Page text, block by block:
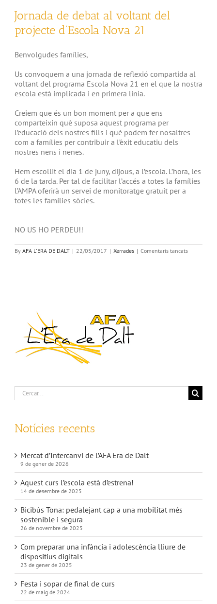
Jornada de debat al voltant del
projecte d’Escola Nova 21
Benvolgudes famílies,
Us convoquem a una jornada de reflexió compartida al
voltant del programa Escola Nova 21 en el que la nostra
escola està implicada i en primera línia.
Creiem que és un bon moment per a que ens
comparteixin què suposa aquest programa per
l’educació dels nostres fills i què podem fer nosaltres
com a famílies per contribuir a l’èxit educatiu dels
nostres nens i nenes.
Hem escollit el dia 1 de juny, dijous, a l’escola. L’hora, les
6 de la tarda. Per tal de facilitar l’accés a totes la famílies
l’AMPA oferirà un servei de monitoratge gratuit per a
totes les famílies sòcies.
NO US HO PERDEU!!
By AFA L'ERA DE DALT | 22/05/2017 | Xerrades | Comentaris tancatsa
Jornada
Cerca
…
Notícies recents
Mercat d’Intercanvi de l’AFA Era de Dalt
9 de gener de 2026
Aquest curs l’escola està d’estrena!
14 de desembre de 2025
Bicibús Tona: pedalejant cap a una mobilitat més
sostenible i segura
26 de novembre de 2025
Com preparar una infància i adolescència lliure de
dispositius digitals
23 de gener de 2025
Festa i sopar de final de curs
22 de maig de 2024